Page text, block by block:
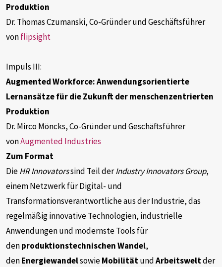
nach:
Virtueller Campus (LogIn)
Produktion
Dr. Thomas Czumanski, Co-Gründer und Geschäftsführer
vonflipsight
Impuls III:
Augmented Workforce: Anwendungsorientierte
Lernansätze für die Zukunft der menschenzentrierten
Produktion
Dr. Mirco Möncks, Co-Gründer und Geschäftsführer
vonAugmented Industries
Zum Format
DieHR Innovatorssind Teil derIndustry Innovators Group,
einem Netzwerk für Digital- und
Transformationsverantwortliche aus der Industrie, das
regelmäßig innovative Technologien, industrielle
Anwendungen und modernste Tools für
denproduktionstechnischen Wandel,
denEnergiewandelsowieMobilitätundArbeitsweltder